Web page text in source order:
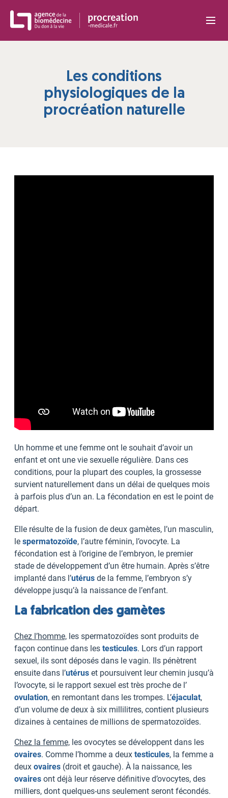
Les conditions
physiologiques de la
procréation naturelle
Un homme et une femme ont le souhait d’avoir un
enfant et ont une vie sexuelle régulière. Dans ces
conditions, pour la plupart des couples, la grossesse
survient naturellement dans un délai de quelques mois
à parfois plus d’un an. La fécondation en est le point de
départ.
Elle résulte de la fusion de deux gamètes, l’un masculin,
le spermatozoïde, l’autre féminin, l’ovocyte. La
fécondation est à l’origine de l’embryon, le premier
stade de développement d’un être humain. Après s’être
implanté dans l’utérus de la femme, l’embryon s’y
développe jusqu’à la naissance de l’enfant.
La fabrication des gamètes
Chez l’homme, les spermatozoïdes sont produits de
façon continue dans les testicules. Lors d’un rapport
sexuel, ils sont déposés dans le vagin. Ils pénètrent
ensuite dans l’utérus et poursuivent leur chemin jusqu’à
l’ovocyte, si le rapport sexuel est très proche de l’
ovulation, en remontant dans les trompes. L’éjaculat,
d’un volume de deux à six millilitres, contient plusieurs
dizaines à centaines de millions de spermatozoïdes.
Chez la femme, les ovocytes se développent dans les
ovaires. Comme l’homme a deux testicules, la femme a
deux ovaires (droit et gauche). À la naissance, les
ovaires ont déjà leur réserve définitive d’ovocytes, des
milliers, dont quelques-uns seulement seront fécondés.